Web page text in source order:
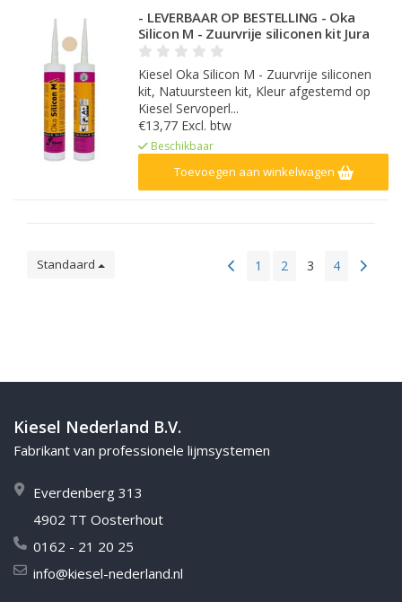
- LEVERBAAR OP BESTELLING - Oka
Silicon M - Zuurvrije siliconen kit Jura
Kiesel Oka Silicon M - Zuurvrije siliconen
kit, Natuursteen kit, Kleur afgestemd op
Kiesel Servoperl...
€13,77 Excl. btw
Beschikbaar
Toevoegen aan winkelwagen
Standaard 1 2 3 4
Kiesel Nederland B.V.
Fabrikant van professionele lijmsystemen
Everdenberg 313
4902 TT Oosterhout
0162 - 21 20 25
info@kiesel-nederland.nl